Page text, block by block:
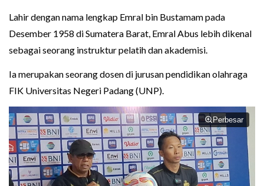
Lahir dengan nama lengkap Emral bin Bustamam pada
Desember 1958 di Sumatera Barat, Emral Abus lebih dikenal
sebagai seorang instruktur pelatih dan akademisi.
Ia merupakan seorang dosen di jurusan pendidikan olahraga
FIK Universitas Negeri Padang (UNP).
Perbesar